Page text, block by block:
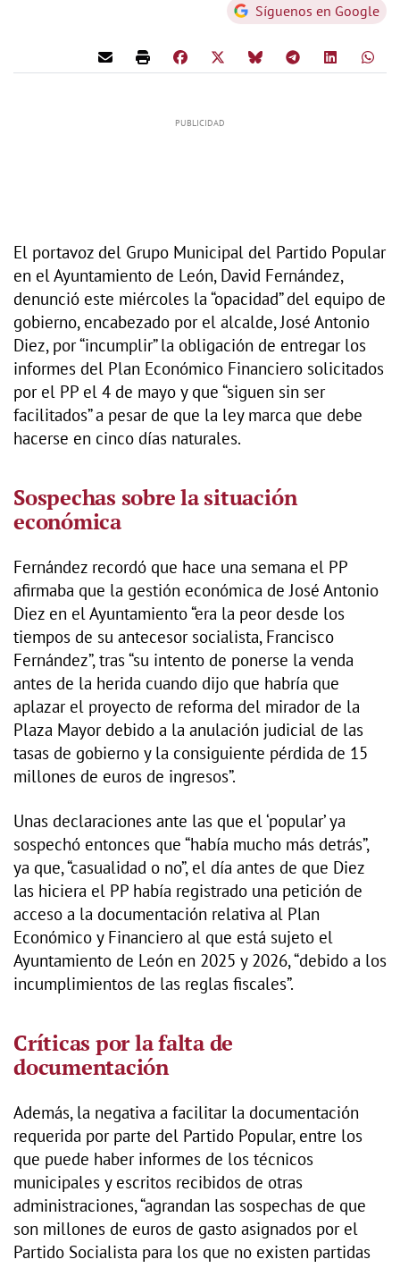
Síguenos en Google
El portavoz del Grupo Municipal del Partido Popular
en el Ayuntamiento de León, David Fernández,
denunció este miércoles la “opacidad” del equipo de
gobierno, encabezado por el alcalde, José Antonio
Diez, por “incumplir” la obligación de entregar los
informes del Plan Económico Financiero solicitados
por el PP el 4 de mayo y que “siguen sin ser
facilitados” a pesar de que la ley marca que debe
hacerse en cinco días naturales.
Sospechas sobre la situación
económica
Fernández recordó que hace una semana el PP
afirmaba que la gestión económica de José Antonio
Diez en el Ayuntamiento “era la peor desde los
tiempos de su antecesor socialista, Francisco
Fernández”, tras “su intento de ponerse la venda
antes de la herida cuando dijo que habría que
aplazar el proyecto de reforma del mirador de la
Plaza Mayor debido a la anulación judicial de las
tasas de gobierno y la consiguiente pérdida de 15
millones de euros de ingresos”.
Unas declaraciones ante las que el ‘popular’ ya
sospechó entonces que “había mucho más detrás”,
ya que, “casualidad o no”, el día antes de que Diez
las hiciera el PP había registrado una petición de
acceso a la documentación relativa al Plan
Económico y Financiero al que está sujeto el
Ayuntamiento de León en 2025 y 2026, “debido a los
incumplimientos de las reglas fiscales”.
Críticas por la falta de
documentación
Además, la negativa a facilitar la documentación
requerida por parte del Partido Popular, entre los
que puede haber informes de los técnicos
municipales y escritos recibidos de otras
administraciones, “agrandan las sospechas de que
son millones de euros de gasto asignados por el
Partido Socialista para los que no existen partidas